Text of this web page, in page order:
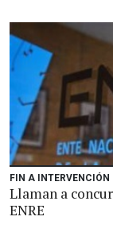
FIN A INTERVENCIÓN
Llaman a
ENRE